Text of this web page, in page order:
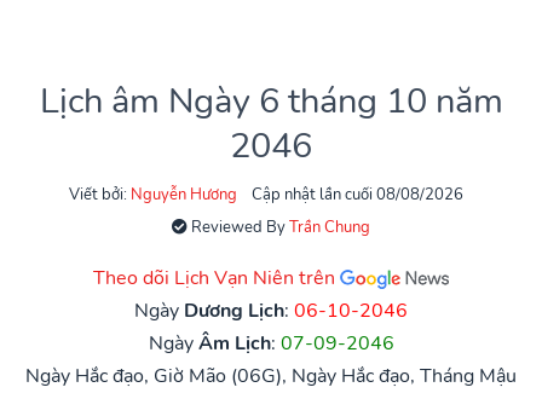
Lịch âm Ngày 6 tháng 10 năm
2046
Viết bởi: Nguyễn Hương
Cập nhật lần cuối 08/08/2026
Reviewed ByTrần Chung
Theo dõi Lịch Vạn Niên trên
Ngày Dương Lịch: 06-10-2046
NgàyÂm Lịch: 07-09-2046
Ngày Hắc đạo, Giờ Mão (06G), Ngày Hắc đạo, Tháng Mậu